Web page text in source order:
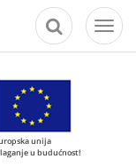
Toggle